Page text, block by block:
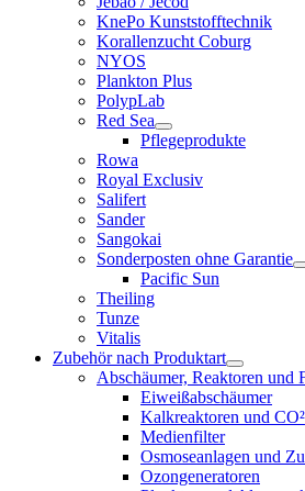
KnePo Kunststofftechnik
Korallenzucht Coburg
NYOS
Plankton Plus
PolypLab
Red Sea
Pflegeprodukte
Rowa
Royal Exclusiv
Salifert
Sander
Sangokai
Sonderposten ohne Garantie
Pacific Sun
Theiling
Tunze
Vitalis
Zubehör nach Produktart
Abschäumer, Reaktoren und
Eiweißabschäumer
Kalkreaktoren und CO²
Medienfilter
Osmoseanlagen und
Ozongeneratoren